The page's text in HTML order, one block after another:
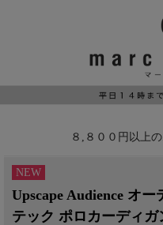
８,８００円以上
NEW
Upscape Audience オ
テック ポロカーディ